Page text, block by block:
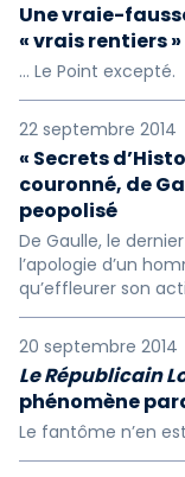
Une vraie-
« vrais rentiers »
… Le Point excepté.
22 septembre 2014
« Secrets
couronné, de
peopolisé
De Gaulle, le
l’apologie d’un
qu’effleurer son
20 septembre 2014
Le Républicain
phénomène
Le fantôme n’en